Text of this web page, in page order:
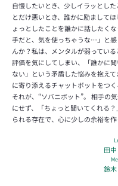
自慢したいとき、少しイラッとし
とだけ悪いとき、誰かに励まして
ょっとしたことを誰かに話したく
手だと、気を使っちゃうな…」と
んか？私は、メンタルが弱ってい
評価を気にしてしまい、「誰かに
ない」という矛盾した悩みを抱え
に寄り添えるチャットボットをつく
それが、“ソバニボット”。 相手の
にせず、「ちょっと聞いてくれる
られる存在で、心に少しの余裕を
田
​鈴木